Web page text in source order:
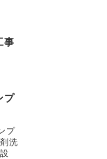
事
プ
プ
洗